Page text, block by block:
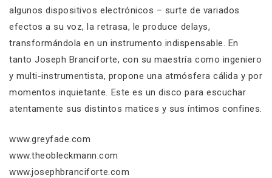
algunos dispositivos electrónicos – surte de variados
efectos a su voz, la retrasa, le produce delays,
transformándola en un instrumento indispensable. En
tanto Joseph Branciforte, con su maestría como ingeniero
y multi-instrumentista, propone una atmósfera cálida y por
momentos inquietante. Este es un disco para escuchar
atentamente sus distintos matices y sus íntimos confines.
www.greyfade.com
www.theobleckmann.com
www.josephbranciforte.com